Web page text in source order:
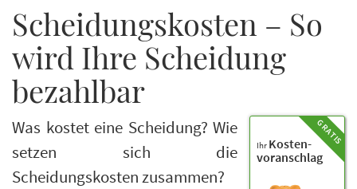
Scheidungskosten – So
wird Ihre Scheidung
bezahlbar
Ihr Kosten-
voranschlag
Was kostet eine Scheidung? Wie
setzen sich die
Scheidungskosten zusammen?